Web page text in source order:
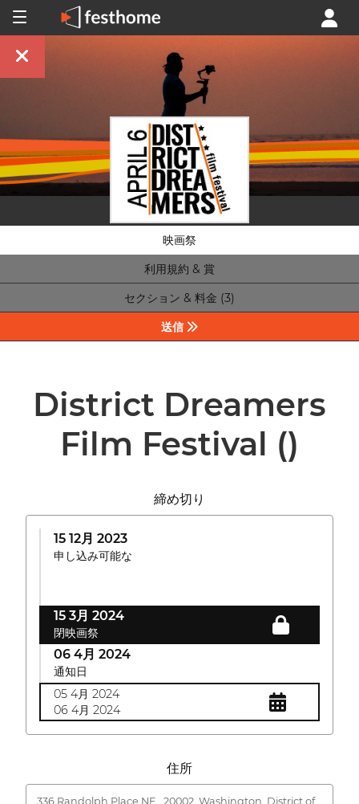
映画祭
利用規約 & 賞
セクション & 料金 (3)
送信
District Dreamers
Film Festival ()
締め切り
15 12月 2023
申し込み可能な
15 3月 2024
閉映画祭
06 4月 2024
通知日
05 4月 2024
06 4月 2024
住所
336 Randolph Place NE,
20002, Washington, District of